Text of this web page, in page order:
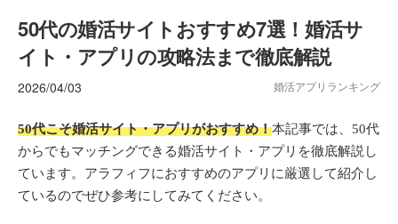
50代の婚活サイトおすすめ7選！婚活サ
イト・アプリの攻略法まで徹底解説
2026/04/03 婚活アプリランキング
50代こそ婚活サイト・アプリがおすすめ！本記事では、50代
からでもマッチングできる婚活サイト・アプリを徹底解説し
ています。アラフィフにおすすめのアプリに厳選して紹介し
ているのでぜひ参考にしてみてください。